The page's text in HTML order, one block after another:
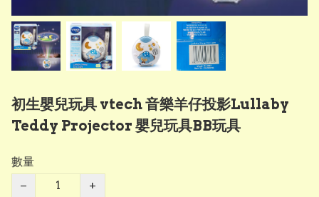
初生嬰兒玩具 vtech 音樂羊仔投影Lullaby
Teddy Projector 嬰兒玩具BB玩具
數量
−
+